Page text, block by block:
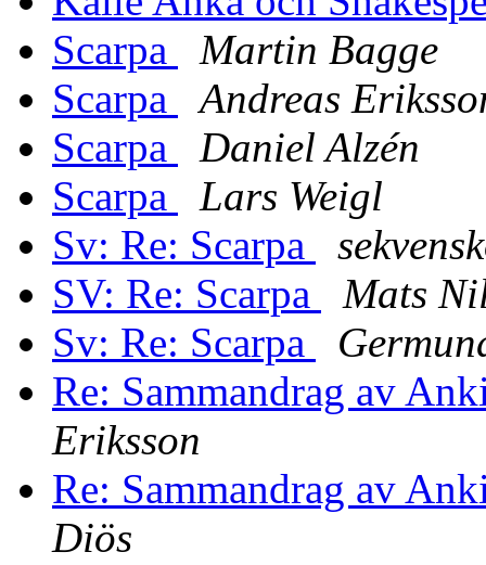
Scarpa
Martin Bagge
Scarpa
Andreas
Scarpa
Daniel Alzén
Scarpa
Lars Weigl
Sv: Re: Scarpa
SV: Re: Scarpa
Mats
Sv: Re: Scarpa
Re: Sammandrag av
Eriksson
Re: Sammandrag av
Diös